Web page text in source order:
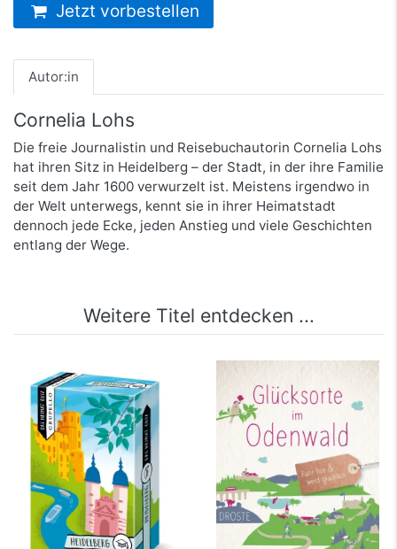
Jetzt vorbestellen
Autor:in
Cornelia Lohs
Die freie Journalistin und Reisebuchautorin Cornelia Lohs
hat ihren Sitz in Heidelberg – der Stadt, in der ihre Familie
seit dem Jahr 1600 verwurzelt ist. Meistens irgendwo in
der Welt unterwegs, kennt sie in ihrer Heimatstadt
dennoch jede Ecke, jeden Anstieg und viele Geschichten
entlang der Wege.
Weitere Titel entdecken ...
Heidelberg. Das
Heimat-Quiz
mehr Infos …
Glücksorte im
Odenwald
mehr Infos …